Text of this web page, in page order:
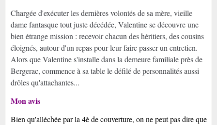
Chargée d'exécuter les dernières volontés de sa mère, vieille
dame fantasque tout juste décédée, Valentine se découvre une
bien étrange mission : recevoir chacun des héritiers, des cousins
éloignés, autour d'un repas pour leur faire passer un entretien.
Alors que Valentine s'installe dans la demeure familiale près de
Bergerac, commence à sa table le défilé de personnalités aussi
drôles qu'attachantes...
Mon avis
Bien qu'alléchée par la 4è de couverture, on ne peut pas dire que